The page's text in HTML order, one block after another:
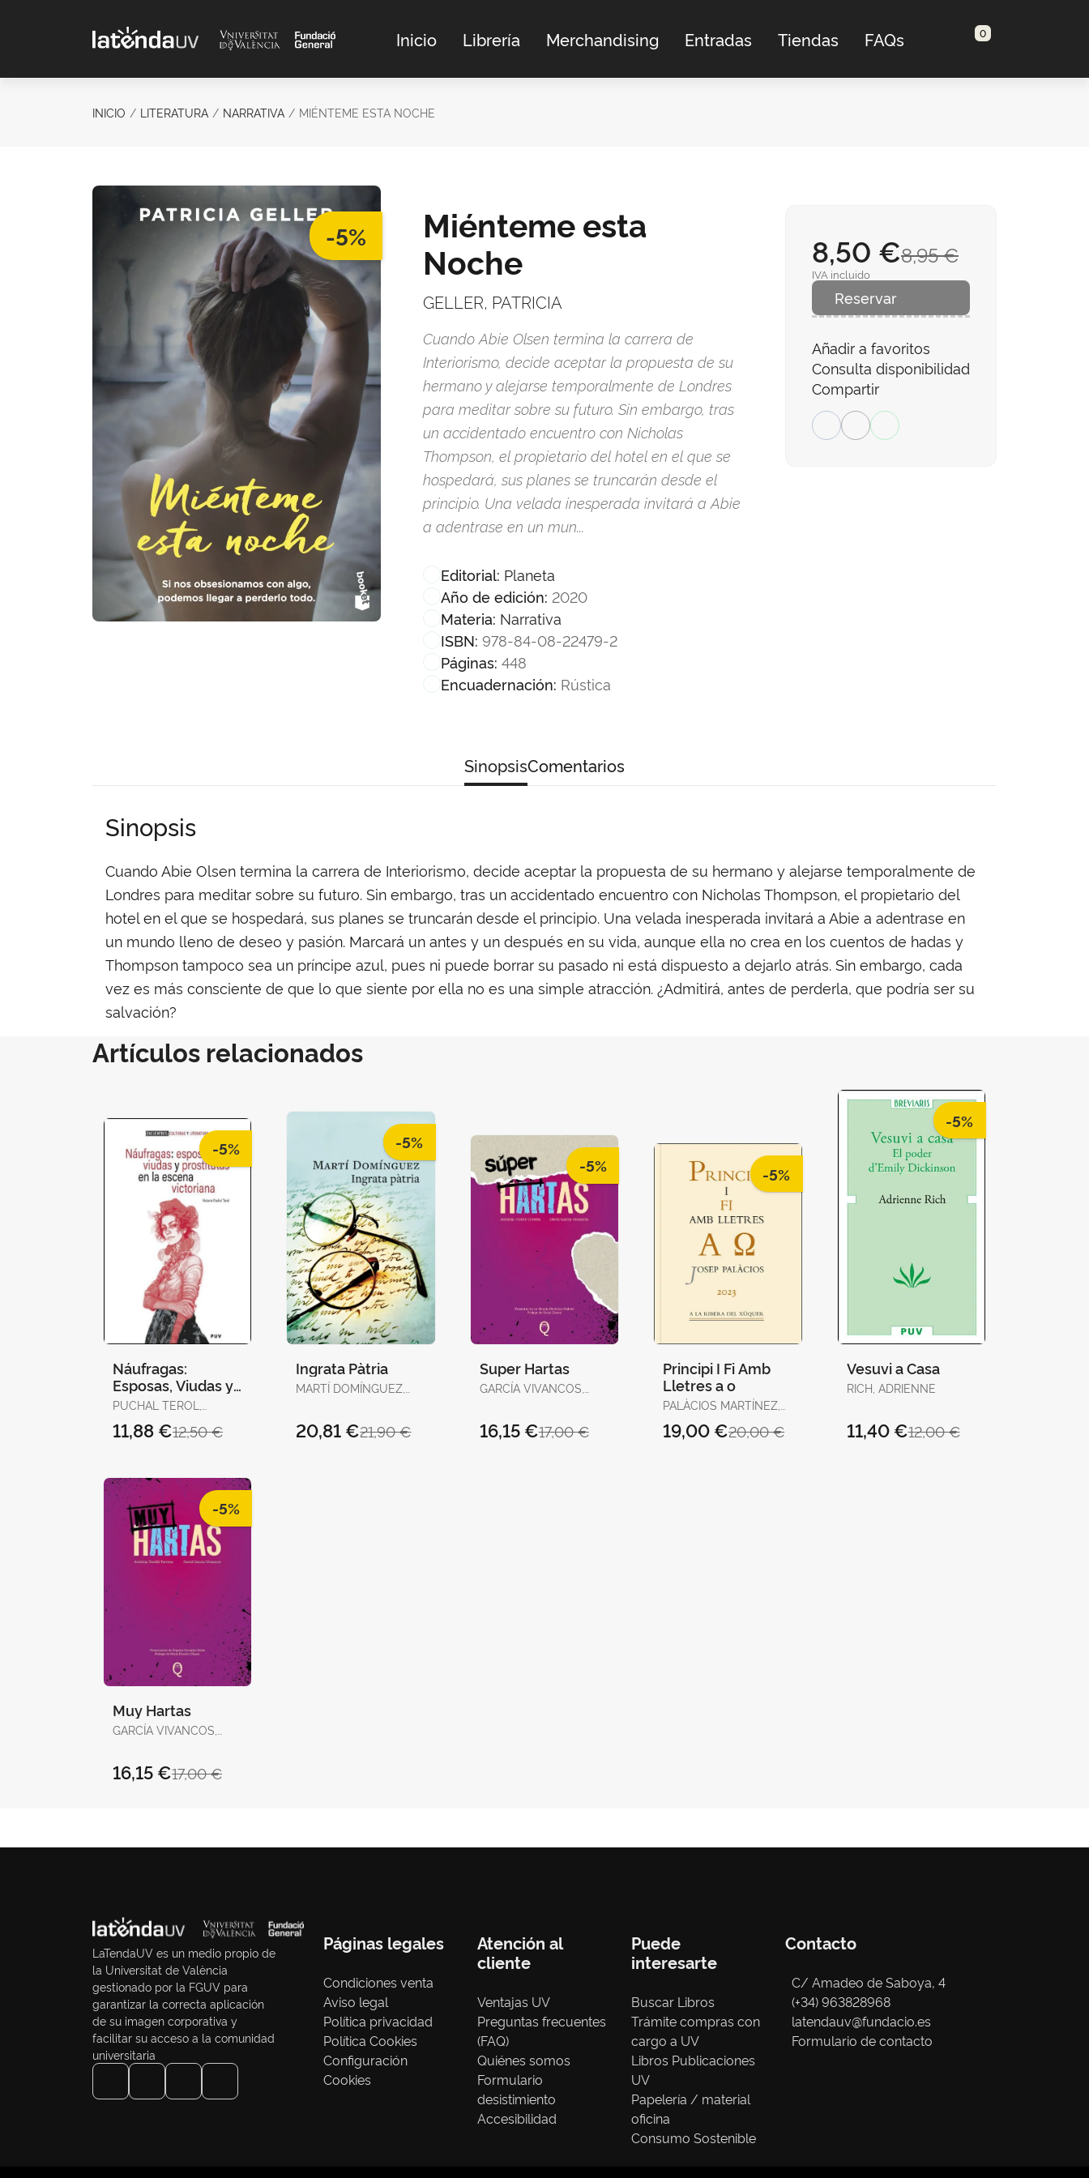
Inicio Librería Merchandising Entradas Tiendas FAQs 0
INICIO LITERATURA NARRATIVA MIÉNTEME ESTA NOCHE
-5%
Miénteme esta
Noche
GELLER, PATRICIA
Cuando Abie Olsen termina la carrera de
Interiorismo, decide aceptar la propuesta de su
hermano y alejarse temporalmente de Londres
para meditar sobre su futuro. Sin embargo, tras
un accidentado encuentro con Nicholas
Thompson, el propietario del hotel en el que se
hospedará, sus planes se truncarán desde el
principio. Una velada inesperada invitará a Abie
a adentrase en un mun...
Editorial: Planeta
Año de edición: 2020
Materia: Narrativa
ISBN: 978-84-08-22479-2
Páginas: 448
Encuadernación: Rústica
8,95 €
8,50 €
IVA incluido
Reservar
Añadir a favoritos
Consulta disponibilidad
Compartir
SinopsisComentarios
Sinopsis
Cuando Abie Olsen termina la carrera de Interiorismo, decide aceptar la propuesta de su hermano y alejarse temporalmente de
Londres para meditar sobre su futuro. Sin embargo, tras un accidentado encuentro con Nicholas Thompson, el propietario del
hotel en el que se hospedará, sus planes se truncarán desde el principio. Una velada inesperada invitará a Abie a adentrase en
un mundo lleno de deseo y pasión. Marcará un antes y un después en su vida, aunque ella no crea en los cuentos de hadas y
Thompson tampoco sea un príncipe azul, pues ni puede borrar su pasado ni está dispuesto a dejarlo atrás. Sin embargo, cada
vez es más consciente de que lo que siente por ella no es una simple atracción. ¿Admitirá, antes de perderla, que podría ser su
salvación?
Artículos relacionados
-5%
Náufragas:
Esposas, Viudas y
Prostitutas en la
PUCHAL TEROL,
12,50 €
11,88 €
-5%
Ingrata Pàtria
MARTÍ DOMÍNGUEZ,
21,90 €
20,81 €
-5%
Super Hartas
GARCÍA VIVANCOS,
17,00 €
16,15 €
-5%
Principi I Fi Amb
Lletres a o
PALÀCIOS MARTÍNEZ,
20,00 €
19,00 €
-5%
Vesuvi a Casa
RICH, ADRIENNE
12,00 €
11,40 €
-5%
Muy Hartas
GARCÍA VIVANCOS,
17,00 €
16,15 €
LaTendaUV es un medio propio de
la Universitat de València
gestionado por la FGUV para
garantizar la correcta aplicación
de su imagen corporativa y
facilitar su acceso a la comunidad
universitaria
Páginas legales
Condiciones venta
Aviso legal
Política privacidad
Política Cookies
Configuración
Cookies
Atención al
cliente
Ventajas UV
Preguntas frecuentes
(FAQ)
Quiénes somos
Formulario
desistimiento
Accesibilidad
Puede
interesarte
Buscar Libros
Trámite compras con
cargo a UV
Libros Publicaciones
UV
Papelería / material
oficina
Consumo Sostenible
Contacto
C/ Amadeo de Saboya, 4
(+34) 963828968
latendauv@fundacio.es
Formulario de contacto